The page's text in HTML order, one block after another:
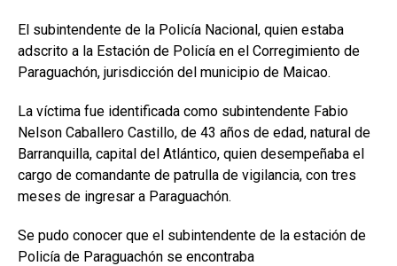
El subintendente de la Policía Nacional, quien estaba
adscrito a la Estación de Policía en el Corregimiento de
Paraguachón, jurisdicción del municipio de Maicao.
La víctima fue identificada como subintendente Fabio
Nelson Caballero Castillo, de 43 años de edad, natural de
Barranquilla, capital del Atlántico, quien desempeñaba el
cargo de comandante de patrulla de vigilancia, con tres
meses de ingresar a Paraguachón.
Se pudo conocer que el subintendente de la estación de
Policía de Paraguachón se encontraba